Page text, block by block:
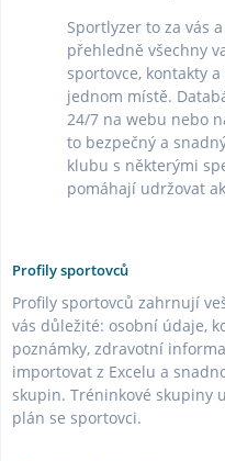
Sportlyzer to za vás
přehledně všechny
sportovce, kontakty
jednom místě.
24/7 na webu nebo
to bezpečný a
klubu s některými
pomáhají udržovat
Profily sportovců
Profily sportovců zahrnují
vás důležité: osobní údaje,
poznámky, zdravotní
importovat z Excelu a
skupin. Tréninkové skupiny
plán se sportovci.